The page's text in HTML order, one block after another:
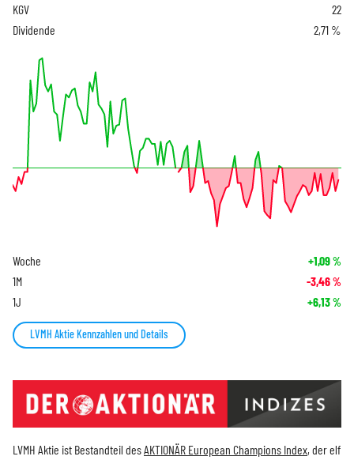
KGV
22
Dividende
2,71 %
Woche +1,09%
1M -3,46%
1J +6,13%
LVMH Aktie Kennzahlen und Details
LVMH Aktie ist Bestandteil desAKTIONÄR European Champions Index, der elf